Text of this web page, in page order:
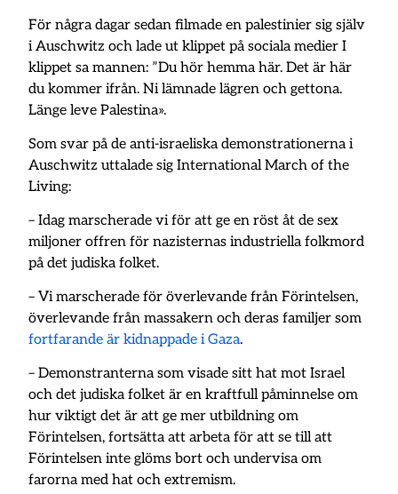
För några dagar sedan filmade en palestinier sig själv
i Auschwitz och lade ut klippet på sociala medier I
klippet sa mannen: ”Du hör hemma här. Det är här
du kommer ifrån. Ni lämnade lägren och gettona.
Länge leve Palestina».
Som svar på de anti-israeliska demonstrationerna i
Auschwitz uttalade sig International March of the
Living:
– Idag marscherade vi för att ge en röst åt de sex
miljoner offren för nazisternas industriella folkmord
på det judiska folket.
– Vi marscherade för överlevande från Förintelsen,
överlevande från massakern och deras familjer som
fortfarande är kidnappade i Gaza.
– Demonstranterna som visade sitt hat mot Israel
och det judiska folket är en kraftfull påminnelse om
hur viktigt det är att ge mer utbildning om
Förintelsen, fortsätta att arbeta för att se till att
Förintelsen inte glöms bort och undervisa om
farorna med hat och extremism.